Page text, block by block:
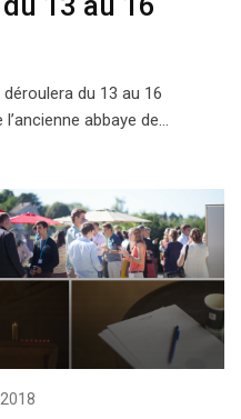
du 13 au 16
abbaye de…